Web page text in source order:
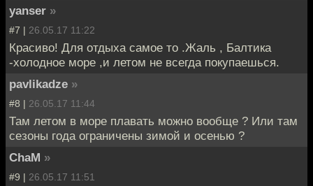
yanser »
#7 | 26.05.17 11:22
Красиво! Для отдыха самое то .Жаль , Балтика
-холодное море ,и летом не всегда покупаешься.
pavlikadze »
#8 | 26.05.17 11:44
Там летом в море плавать можно вообще ? Или там
сезоны года ограничены зимой и осенью ?
ChaM »
#9 | 26.05.17 11:51